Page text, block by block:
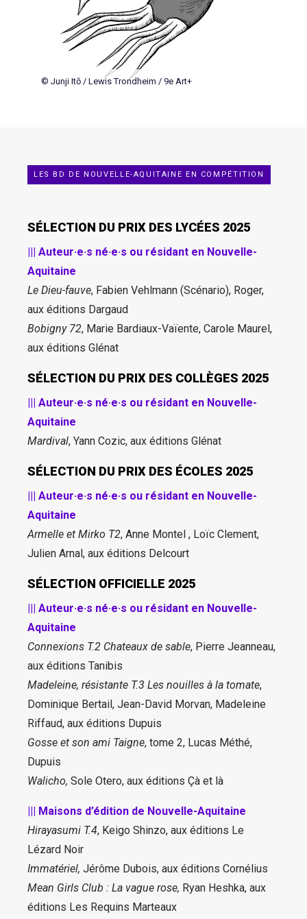
© Junji Itō / Lewis Trondheim / 9e Art+
LES BD DE NOUVELLE-AQUITAINE EN COMPÉTITION
SÉLECTION DU PRIX DES LYCÉES 2025
||| Auteur·e·s né·e·s ou résidant en Nouvelle-
Aquitaine
Le Dieu-fauve, Fabien Vehlmann (Scénario), Roger,
aux éditions Dargaud
Bobigny 72, Marie Bardiaux-Vaïente, Carole Maurel,
aux éditions Glénat
SÉLECTION DU PRIX DES COLLÈGES 2025
||| Auteur·e·s né·e·s ou résidant en Nouvelle-
Aquitaine
Mardival, Yann Cozic, aux éditions Glénat
SÉLECTION DU PRIX DES ÉCOLES 2025
||| Auteur·e·s né·e·s ou résidant en Nouvelle-
Aquitaine
Armelle et Mirko T2, Anne Montel , Loïc Clement,
Julien Arnal, aux éditions Delcourt
SÉLECTION OFFICIELLE 2025
||| Auteur·e·s né·e·s ou résidant en Nouvelle-
Aquitaine
Connexions T.2 Chateaux de sable, Pierre Jeanneau,
aux éditions Tanibis
Madeleine, résistante T.3 Les nouilles à la tomate,
Dominique Bertail, Jean-David Morvan, Madeleine
Riffaud, aux éditions Dupuis
Gosse et son ami Taigne, tome 2, Lucas Méthé,
Dupuis
Walicho, Sole Otero, aux éditions Çà et là
||| Maisons d’édition de Nouvelle-Aquitaine
Hirayasumi T.4, Keigo Shinzo, aux éditions Le
Lézard Noir
Immatériel, Jérôme Dubois, aux éditions Cornélius
Mean Girls Club : La vague rose, Ryan Heshka, aux
éditions Les Requins Marteaux